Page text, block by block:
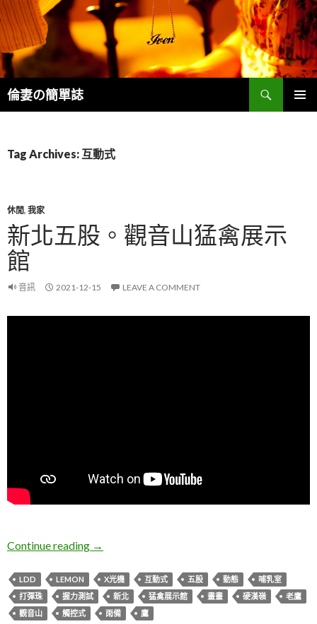
倫妻の簡單誌
Search
Tag Archives: 互動式
休閒, 我家
新北五股。觀音山猛禽展示
館
音訊 2021-12-15 LEAVE A COMMENT
Continue reading 新北五股。觀音山猛禽展示館
→
LDD LEMON X光機 互動式 五股 動態
哺乳室
打彈珠
握力測試 新北 猛禽展示館 畫畫 硬漢嶺
老鷹
觀音山
觸控式 雨備 鷹